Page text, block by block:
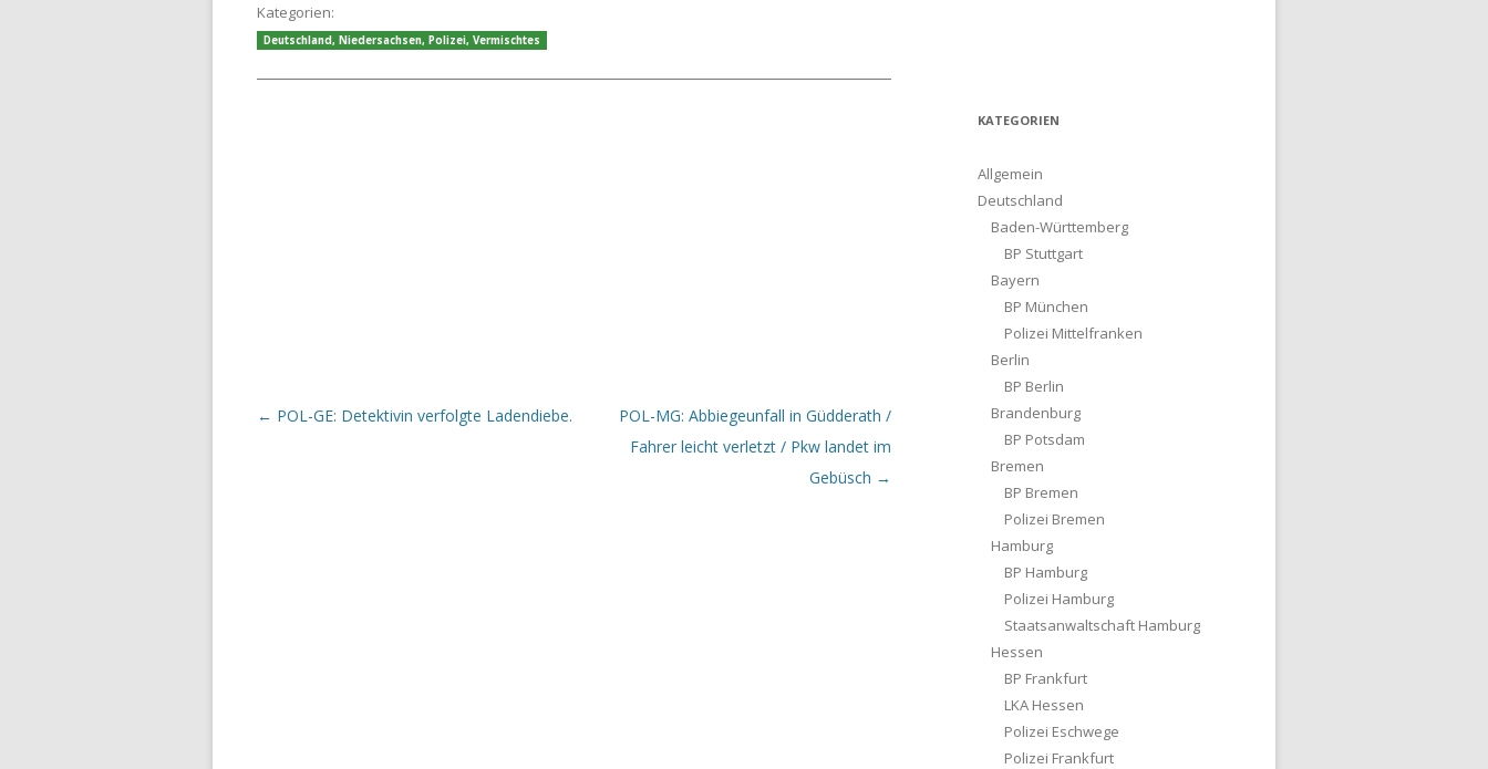
Kategorien:
Deutschland, Niedersachsen, Polizei, Vermischtes
Beitrags-Navigation
← POL-GE: Detektivin verfolgte Ladendiebe.
POL-MG: Abbiegeunfall in Güdderath /
Fahrer leicht verletzt / Pkw landet im
Gebüsch →
KATEGORIEN
Allgemein
Deutschland
Baden-Württemberg
BP Stuttgart
Bayern
BP München
Polizei Mittelfranken
Berlin
BP Berlin
Brandenburg
BP Potsdam
Bremen
BP Bremen
Polizei Bremen
Hamburg
BP Hamburg
Polizei Hamburg
Staatsanwaltschaft Hamburg
Hessen
BP Frankfurt
LKA Hessen
Polizei Eschwege
Polizei Frankfurt